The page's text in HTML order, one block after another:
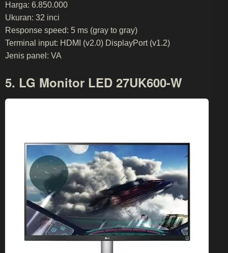
Harga: 6.850.000
Ukuran: 32 inci
Response speed: 5 ms (gray to gray)
Terminal input: HDMI (v2.0) DisplayPort (v1.2)
Jenis panel: VA
5. LG Monitor LED 27UK600-W